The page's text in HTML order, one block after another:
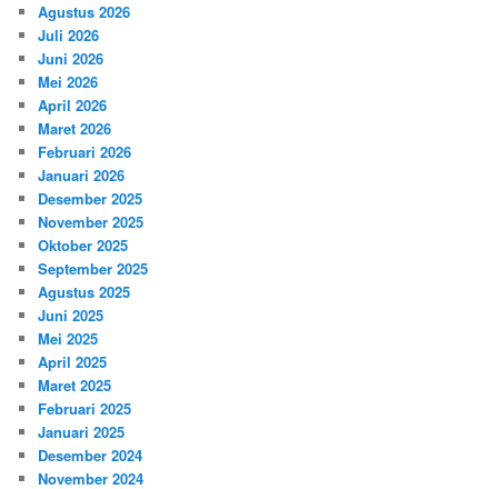
Agustus 2026
Juli 2026
Juni 2026
Mei 2026
April 2026
Maret 2026
Februari 2026
Januari 2026
Desember 2025
November 2025
Oktober 2025
September 2025
Agustus 2025
Juni 2025
Mei 2025
April 2025
Maret 2025
Februari 2025
Januari 2025
Desember 2024
November 2024